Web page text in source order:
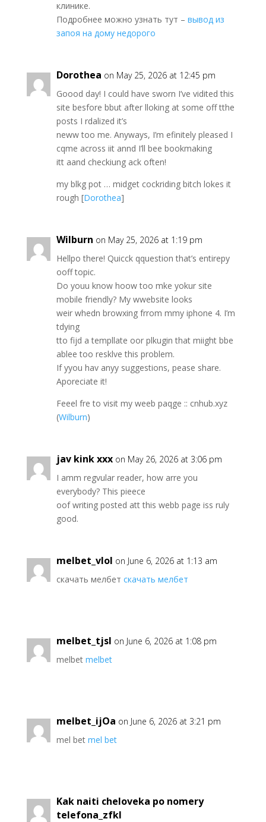
клинике.
Подробнее можно узнать тут – вывод из
запоя на дому недорого
Dorothea on May 25, 2026 at 12:45 pm
Goood day! I could have sworn I’ve vidited this
site besfore bbut after lloking at some off tthe
posts I rdalized it’s
neww too me. Anyways, I’m efinitely pleased I
cqme across iit annd I’ll bee bookmaking
itt aand checkiung ack often!
my blkg pot … midget cockriding bitch lokes it
rough [Dorothea]
Wilburn on May 25, 2026 at 1:19 pm
Hellpo there! Quicck qquestion that’s entirepy
ooff topic.
Do youu know hoow too mke yokur site
mobile friendly? My wwebsite looks
weir whedn browxing frrom mmy iphone 4. I’m
tdying
tto fijd a templlate oor plkugin that miight bbe
ablee too resklve this problem.
If yyou hav anyy suggestions, pease share.
Aporeciate it!
Feeel fre to visit my weeb paqge :: cnhub.xyz
(Wilburn)
jav kink xxx on May 26, 2026 at 3:06 pm
I amm regvular reader, how arre you
everybody? This pieece
oof writing posted att this webb page iss ruly
good.
melbet_vlol on June 6, 2026 at 1:13 am
скачать мелбет скачать мелбет
melbet_tjsl on June 6, 2026 at 1:08 pm
melbet melbet
melbet_ijOa on June 6, 2026 at 3:21 pm
mel bet mel bet
Kak naiti cheloveka po nomery
telefona_zfkl